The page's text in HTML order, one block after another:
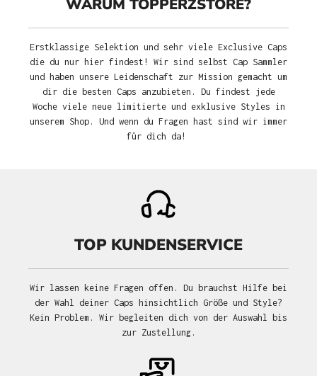
WARUM TOPPERZSTORE?
Erstklassige Selektion und sehr viele Exclusive Caps
die du nur hier findest! Wir sind selbst Cap Sammler
und haben unsere Leidenschaft zur Mission gemacht um
dir die besten Caps anzubieten. Du findest jede
Woche viele neue limitierte und exklusive Styles in
unserem Shop. Und wenn du Fragen hast sind wir immer
für dich da!
TOP KUNDENSERVICE
Wir lassen keine Fragen offen. Du brauchst Hilfe bei
der Wahl deiner Caps hinsichtlich Größe und Style?
Kein Problem. Wir begleiten dich von der Auswahl bis
zur Zustellung.